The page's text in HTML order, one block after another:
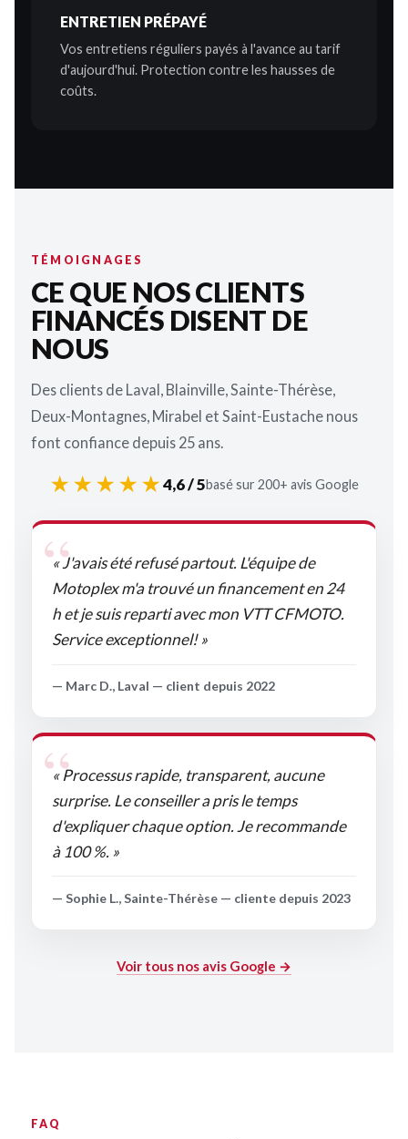
ENTRETIEN PRÉPAYÉ
Vos entretiens réguliers payés à l'avance au tarif
d'aujourd'hui. Protection contre les hausses de
coûts.
TÉMOIGNAGES
CE QUE NOS CLIENTS
FINANCÉS DISENT DE
NOUS
Des clients de Laval, Blainville, Sainte-Thérèse,
Deux-Montagnes, Mirabel et Saint-Eustache nous
font confiance depuis 25 ans.
★★★★★4,6 / 5basé sur 200+ avis Google
« J'avais été refusé partout. L'équipe de
Motoplex m'a trouvé un financement en 24
h et je suis reparti avec mon VTT CFMOTO.
Service exceptionnel! »
— Marc D., Laval — client depuis 2022
« Processus rapide, transparent, aucune
surprise. Le conseiller a pris le temps
d'expliquer chaque option. Je recommande
à 100 %. »
— Sophie L., Sainte-Thérèse — cliente depuis 2023
Voir tous nos avis Google →
FAQ